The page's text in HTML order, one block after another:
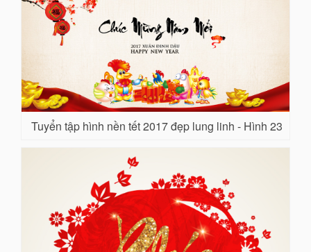
Tuyển tập hình nền tết 2017 đẹp lung linh - Hình 23